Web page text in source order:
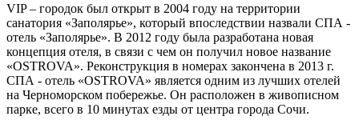
VIP – городок был открыт в 2004 году на территории
санатория «Заполярье», который впоследствии назвали СПА -
отель «Заполярье». В 2012 году была разработана новая
концепция отеля, в связи с чем он получил новое название
«OSTROVA». Реконструкция в номерах закончена в 2013 г.
СПА - отель «OSTROVA» является одним из лучших отелей
на Черноморском побережье. Он расположен в живописном
парке, всего в 10 минутах езды от центра города Сочи.